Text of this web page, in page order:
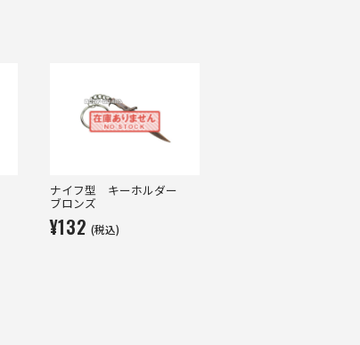
ナイフ型 キーホルダー
ブロンズ
¥132 (税込)